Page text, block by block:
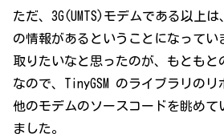
ただ、3G(UMTS)モデムである以上
の情報があるということになってい
取りたいなと思ったのが、もともと
なので、TinyGSM のライブラリのリ
他のモデムのソースコードを眺めて
ました。